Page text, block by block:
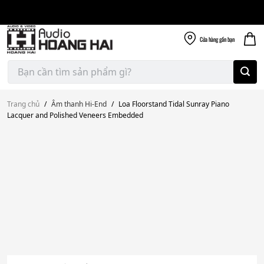
content
Cửa hànggần bạn
Tìm
kiếm:
Trang chủ / Âm thanh Hi-End / Loa Floorstand Tidal Sunray Piano
Lacquer and Polished Veneers Embedded